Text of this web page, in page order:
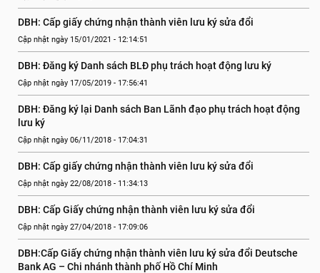
DBH: Cấp giấy chứng nhận thành viên lưu ký sửa đổi
Cập nhật ngày 15/01/2021 - 12:14:51
DBH: Đăng ký Danh sách BLĐ phụ trách hoạt động lưu ký
Cập nhật ngày 17/05/2019 - 17:56:41
DBH: Đăng ký lại Danh sách Ban Lãnh đạo phụ trách hoạt động
lưu ký
Cập nhật ngày 06/11/2018 - 17:04:31
DBH: Cấp giấy chứng nhận thành viên lưu ký sửa đổi
Cập nhật ngày 22/08/2018 - 11:34:13
DBH: Cấp Giấy chứng nhận thành viên lưu ký sửa đổi
Cập nhật ngày 27/04/2018 - 17:09:06
DBH:Cấp Giấy chứng nhận thành viên lưu ký sửa đổi Deutsche
Bank AG – Chi nhánh thành phố Hồ Chí Minh